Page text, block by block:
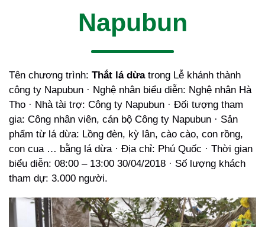
Napubun
Tên chương trình: Thắt lá dừatrong Lễ khánh thành
công ty Napubun · Nghệ nhân biểu diễn: Nghệ nhân Hà
Tho · Nhà tài trợ: Công ty Napubun · Đối tượng tham
gia: Công nhân viên, cán bộ Công ty Napubun · Sản
phẩm từ lá dừa: Lồng đèn, kỳ lân, cào cào, con rồng,
con cua … bằng lá dừa · Địa chỉ: Phú Quốc · Thời gian
biểu diễn: 08:00 – 13:00 30/04/2018 · Số lượng khách
tham dự: 3.000 người.